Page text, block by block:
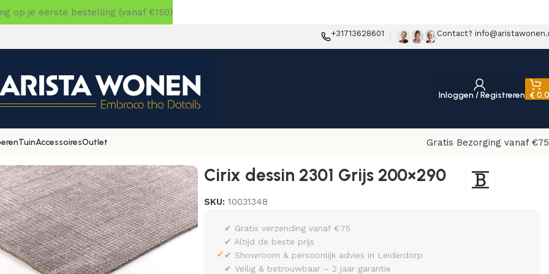
+31713628601 Contact?
Inloggen / Registreren €
TuinAccessoiresOutlet
Gratis Bezorging vanaf
Cirix dessin 2301 Grijs 200×290
SKU:10031348
✓
✔ Gratis verzending vanaf €75
✔ Altijd de beste prijs
✔ Showroom & persoonlijk advies in Leiderdorp
✔ Veilig & betrouwbaar – 2 jaar garantie
op je eerste bestelling (vanaf €150)